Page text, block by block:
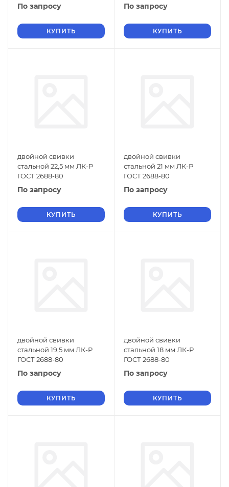
По запросу
КУПИТЬ
По запросу
КУПИТЬ
двойной свивки
стальной 22,5 мм ЛК-Р
ГОСТ 2688-80
По запросу
КУПИТЬ
двойной свивки
стальной 21 мм ЛК-Р
ГОСТ 2688-80
По запросу
КУПИТЬ
двойной свивки
стальной 19,5 мм ЛК-Р
ГОСТ 2688-80
По запросу
КУПИТЬ
двойной свивки
стальной 18 мм ЛК-Р
ГОСТ 2688-80
По запросу
КУПИТЬ